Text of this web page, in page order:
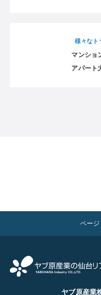
様々なト
マンショ
アパート
ペー
ヤブ原産業